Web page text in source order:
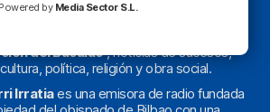
del Bacalao’, noticias de sucesos,
política, religión y obra social.
Irratiaes una emisora de radio fundada
Powered by Media Sector S.L.